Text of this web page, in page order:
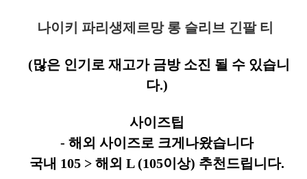
나이키 파리생제르망 롱 슬리브 긴팔 티
(많은 인기로 재고가 금방 소진 될 수 있습니
다.)
사이즈팁
- 해외 사이즈로 크게나왔습니다
국내 105 > 해외 L (105이상) 추천드립니다.